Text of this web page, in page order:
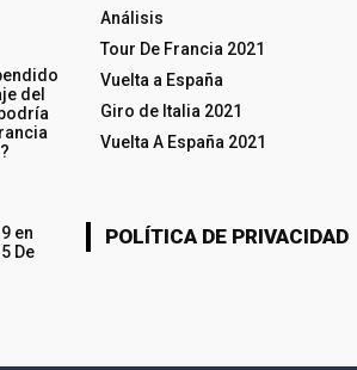
del
en
De
Análisis
Tour De Francia 2021
Vuelta a España
Giro de Italia 2021
Vuelta A España 2021
POLÍTICA DE PRIVACIDAD